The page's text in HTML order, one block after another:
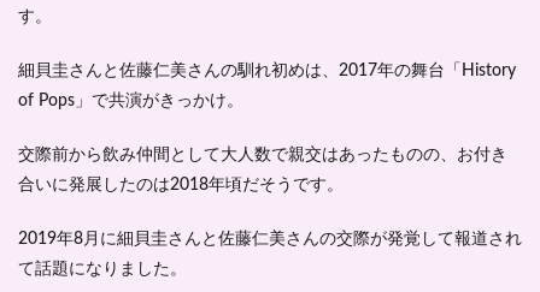
ロフ
ィー
5
細貝
画・
舞
す。
細貝圭さんと佐藤仁美さんの馴れ初めは、2017年の舞台「History
of Pops」で共演がきっかけ。
交際前から飲み仲間として大人数で親交はあったものの、お付き
合いに発展したのは2018年頃だそうです。
2019年8月に細貝圭さんと佐藤仁美さんの交際が発覚して報道され
て話題になりました。